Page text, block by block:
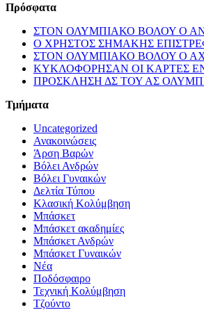
Πρόσφατα
ΣΤΟΝ ΟΛΥΜΠΙΑΚΟ ΒΟΛΟΥ Ο
Ο ΧΡΗΣΤΟΣ ΣΗΜΑΚΗΣ
ΣΤΟΝ ΟΛΥΜΠΙΑΚΟ ΒΟΛΟΥ Ο
ΚΥΚΛΟΦΟΡΗΣΑΝ ΟΙ ΚΑΡΤΕΣ
ΠΡΟΣΚΛΗΣΗ ΔΣ ΤΟΥ ΑΣ
Τμήματα
Uncategorized
Ανακοινώσεις
Άρση Βαρών
Βόλει Ανδρών
Βόλει Γυναικών
Δελτία Τύπου
Κλασική Κολύμβηση
Μπάσκετ
Μπάσκετ ακαδημίες
Μπάσκετ Ανδρών
Μπάσκετ Γυναικών
Νέα
Ποδόσφαιρο
Τεχνική Κολύμβηση
Τζούντο